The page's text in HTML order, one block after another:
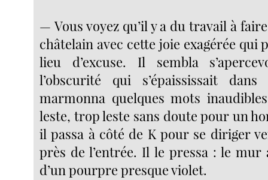
— Vous voyez qu’il y a du travail à
châtelain avec cette joie exagérée qui
lieu d’excuse. Il sembla
l’obscurité qui s’épaississait
marmonna quelques mots
leste, trop leste sans doute pour un
il passa à côté de K pour se diriger
près de l’entrée. Il le pressa : le
d’un pourpre presque violet.